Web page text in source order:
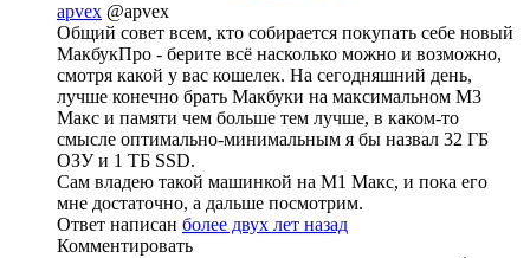
apvex @apvex
Общий совет всем, кто собирается покупать себе новый
МакбукПро - берите всё насколько можно и возможно,
смотря какой у вас кошелек. На сегодняшний день,
лучше конечно брать Макбуки на максимальном М3
Макс и памяти чем больше тем лучше, в каком-то
смысле оптимально-минимальным я бы назвал 32 ГБ
ОЗУ и 1 ТБ SSD.
Сам владею такой машинкой на М1 Макс, и пока его
мне достаточно, а дальше посмотрим.
Ответ написан более двух лет назад
Комментировать